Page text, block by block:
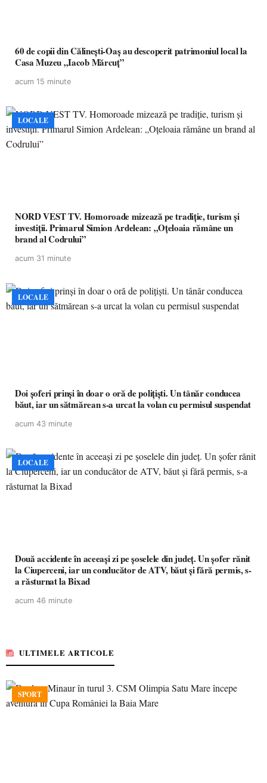
60 de copii din Călinești-Oaș au descoperit patrimoniul local la
Casa Muzeu „Iacob Mărcuț”
acum 15 minute
LOCALE
NORD VEST TV. Homoroade mizează pe tradiție, turism și
investiții. Primarul Simion Ardelean: „Oțeloaia rămâne un
brand al Codrului”
acum 31 minute
LOCALE
Doi șoferi prinși în doar o oră de polițiști. Un tânăr conducea
băut, iar un sătmărean s-a urcat la volan cu permisul suspendat
acum 43 minute
LOCALE
Două accidente în aceeași zi pe șoselele din județ. Un șofer rănit
la Ciuperceni, iar un conducător de ATV, băut și fără permis, s-
a răsturnat la Bixad
acum 46 minute
ULTIMELE ARTICOLE
SPORT